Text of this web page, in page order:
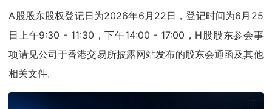
A股股东股权登记日为2026年6月22日，登记时间为6月25
日上午9:30 - 11:30，下午14:00 - 17:00，H股股东参会事
项请见公司于香港交易所披露网站发布的股东会通函及其他
相关文件。